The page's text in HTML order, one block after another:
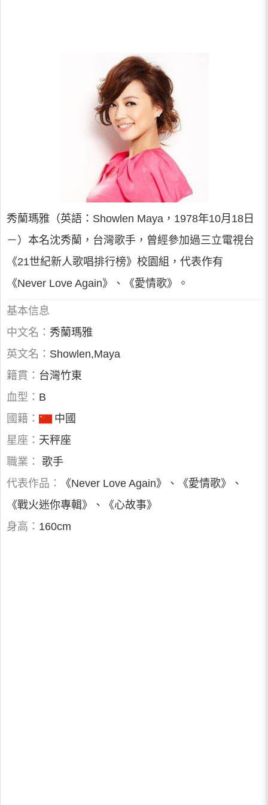
秀蘭瑪雅（英語：Showlen Maya，1978年10月18日
－）本名沈秀蘭，台灣歌手，曾經參加過三立電視台
《21世紀新人歌唱排行榜》校園組，代表作有
《Never Love Again》、《愛情歌》。
基本信息
中文名： 秀蘭瑪雅
英文名： Showlen,Maya
籍貫： 台灣竹東
血型： B
國籍：
中國
星座： 天秤座
職業： 歌手
代表作品：
《Never Love Again》、《愛情歌》、
《戰火迷你專輯》、《心故事》
身高： 160cm